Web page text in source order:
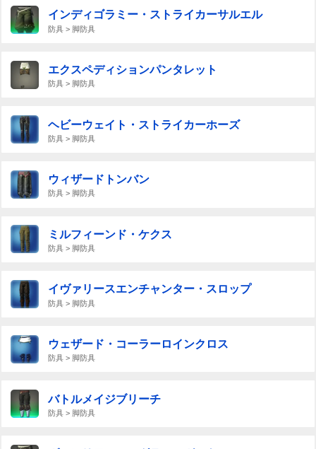
インディゴラミー・ストライカーサルエル
防具 > 脚防具
エクスペディションパンタレット
防具 > 脚防具
ヘビーウェイト・ストライカーホーズ
防具 > 脚防具
ウィザードトンバン
防具 > 脚防具
ミルフィーンド・ケクス
防具 > 脚防具
イヴァリースエンチャンター・スロップ
防具 > 脚防具
ウェザード・コーラーロインクロス
防具 > 脚防具
バトルメイジブリーチ
防具 > 脚防具